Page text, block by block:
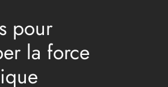
pour
la force